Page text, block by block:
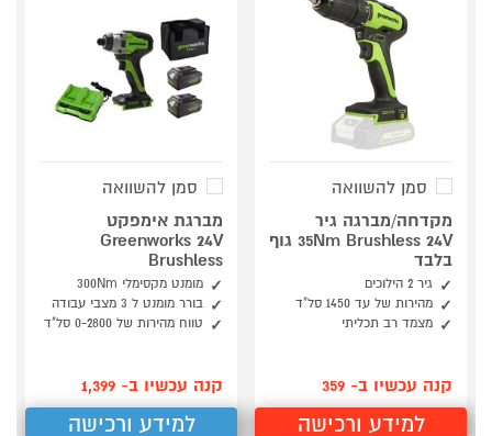
סמן להשוואה
מקדחה/מברגה גיר
35Nm Brushless 24V גוף
בלבד
גיר 2 הילוכים
מהירות של עד 1450 סל"ד
מצמד רב תכליתי
קנה עכשיו ב- 359
למידע ורכישה
סמן להשוואה
מברגת אימפקט
Greenworks 24V
Brushless
מומנט מקסימלי 300Nm
בורר מומנט ל 3 מצבי עבודה
טווח מהירות של 0-2800 סל"ד
קנה עכשיו ב- 1,399
למידע ורכישה